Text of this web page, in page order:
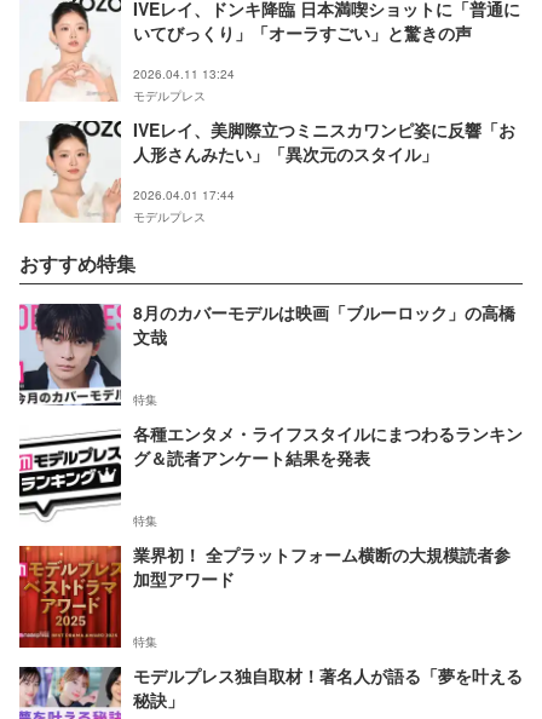
IVEレイ、ドンキ降臨 日本満喫ショットに「普通に
いてびっくり」「オーラすごい」と驚きの声
2026.04.11 13:24
モデルプレス
IVEレイ、美脚際立つミニスカワンピ姿に反響「お
人形さんみたい」「異次元のスタイル」
2026.04.01 17:44
モデルプレス
おすすめ特集
8月のカバーモデルは映画「ブルーロック」の高橋
文哉
特集
各種エンタメ・ライフスタイルにまつわるランキン
グ＆読者アンケート結果を発表
特集
業界初！ 全プラットフォーム横断の大規模読者参
加型アワード
特集
モデルプレス独自取材！著名人が語る「夢を叶える
秘訣」